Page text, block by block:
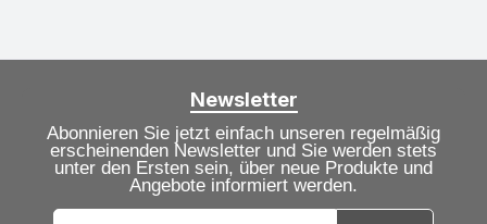
Newsletter
Abonnieren Sie jetzt einfach unseren regelmäßig
erscheinenden Newsletter und Sie werden stets
unter den Ersten sein, über neue Produkte und
Angebote informiert werden.